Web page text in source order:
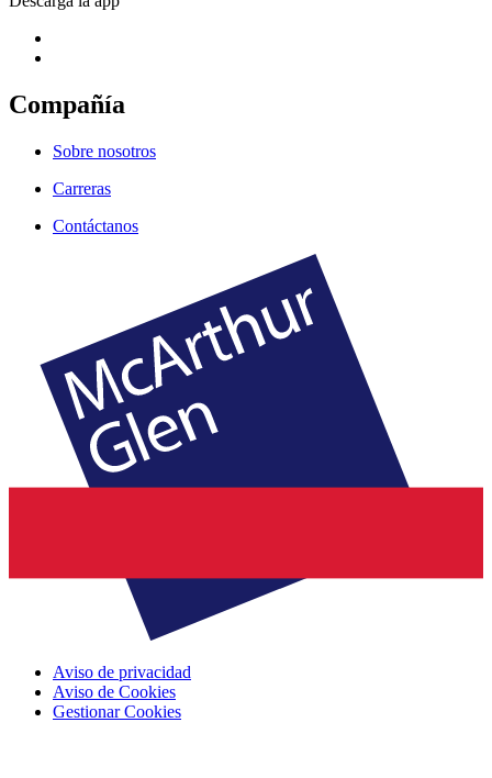
Compañía
Sobre nosotros
Carreras
Contáctanos
Aviso de privacidad
Aviso de Cookies
Gestionar Cookies